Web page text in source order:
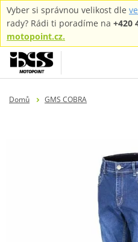
Vyber si správnou velikost dle
rady? Rádi ti poradíme na +420
motopoint.cz.
Domů
GMS COBRA